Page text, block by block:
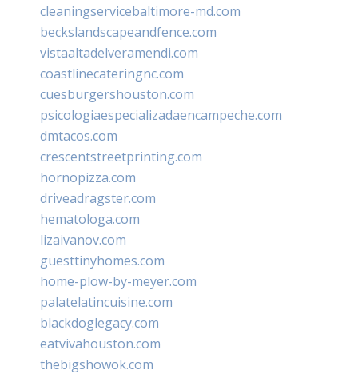
cleaningservicebaltimore-md.com
beckslandscapeandfence.com
vistaaltadelveramendi.com
coastlinecateringnc.com
cuesburgershouston.com
psicologiaespecializadaencampeche.com
dmtacos.com
crescentstreetprinting.com
hornopizza.com
driveadragster.com
hematologa.com
lizaivanov.com
guesttinyhomes.com
home-plow-by-meyer.com
palatelatincuisine.com
blackdoglegacy.com
eatvivahouston.com
thebigshowok.com